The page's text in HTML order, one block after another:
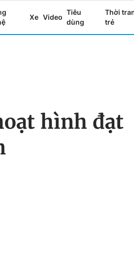
Xe Video
Tiêu
dùng
Thời
trẻ
hình đạt